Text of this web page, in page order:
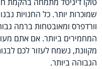
שמוכרות יותר. כל החנויות
וורדפרס ומאובטחות ברמה
המחמירים ביותר. אם אתם
מקוונת, נשמח לעזור לכם
הגבוהה ביותר.